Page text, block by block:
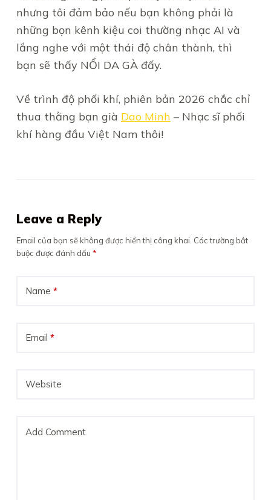
nhưng tôi đảm bảo nếu bạn không phải là
những bọn kênh kiệu coi thường nhạc AI và
lắng nghe với một thái độ chân thành, thì
bạn sẽ thấy NỔI DA GÀ đấy.
Về trình độ phối khí, phiên bản 2026 chắc chỉ
thua thằng bạn già Dao Minh – Nhạc sĩ phối
khí hàng đầu Việt Nam thôi!
Leave a Reply
Email của bạn sẽ không được hiển thị công khai. Các trường bắt
buộc được đánh dấu *
Name *
Email *
Website
Add Comment